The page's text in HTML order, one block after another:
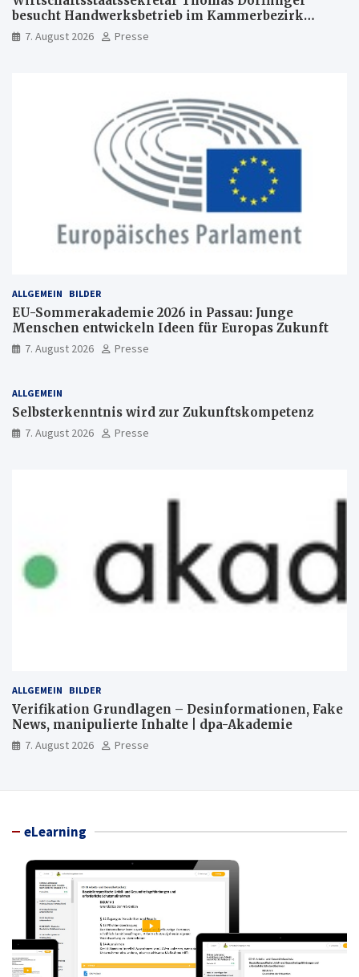
besucht Handwerksbetrieb im Kammerbezirk
Freiburg
7. August 2026 Presse
ALLGEMEIN BILDER
EU-Sommerakademie 2026 in Passau: Junge
Menschen entwickeln Ideen für Europas Zukunft
7. August 2026 Presse
ALLGEMEIN
Selbsterkenntnis wird zur Zukunftskompetenz
7. August 2026 Presse
ALLGEMEIN BILDER
Verifikation Grundlagen – Desinformationen, Fake
News, manipulierte Inhalte | dpa-Akademie
7. August 2026 Presse
eLearning